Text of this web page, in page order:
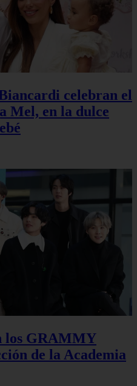
celebran el
Mel, en la dulce
los GRAMMY
de la Academia